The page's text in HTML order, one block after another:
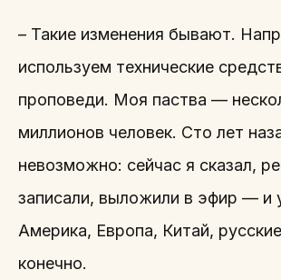
– Такие изменения бывают.
используем технические
проповеди. Моя паства —
миллионов человек. Сто лет
невозможно: сейчас я сказал,
записали, выложили в эфир —
Америка, Европа, Китай,
конечно.